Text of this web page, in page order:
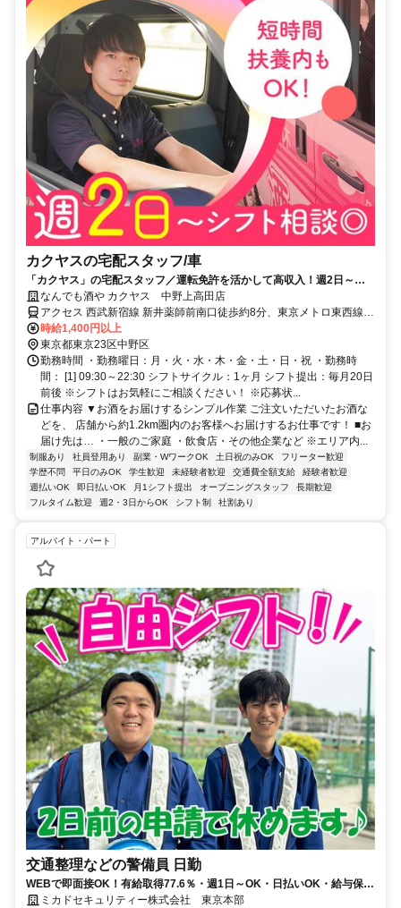
カクヤスの宅配スタッフ/車
「カクヤス」の宅配スタッフ／運転免許を活かして高収入！週2日～、
シフト自由◎
なんでも酒や カクヤス 中野上高田店
アクセス 西武新宿線 新井薬師前南口徒歩約8分、東京メトロ東西線/
ＪＲ中央本線 落合（東京都）1番口徒歩約14分、東京メトロ東西線
中野（東京都）北口徒歩約14分 ※マイカー（車・バイク）通勤不可
時給1,400円以上
東京都東京23区中野区
勤務時間 ・勤務曜日：月・火・水・木・金・土・日・祝 ・勤務時
間： [1] 09:30～22:30 シフトサイクル：1ヶ月 シフト提出：毎月20日
前後 ※シフトはお気軽にご相談ください！ ※応募状...
仕事内容 ▼お酒をお届けするシンプル作業 ご注文いただいたお酒な
どを、 店舗から約1.2km圏内のお客様へお届けするお仕事です！ ■お
届け先は… ・一般のご家庭 ・飲食店・その他企業など ※エリア内...
制服あり 社員登用あり 副業・WワークOK 土日祝のみOK
フリーター歓迎
学歴不問
平日のみOK 学生歓迎 未経験者歓迎 交通費全額支給
経験者歓迎
週払いOK
即日払いOK 月1シフト提出 オープニングスタッフ
長期歓迎
フルタイム歓迎
週2・3日からOK シフト制 社割あり
アルバイト・パート
交通整理などの警備員 日勤
WEBで即面接OK！有給取得77.6％・週1日～OK・日払いOK・給与保証
有・履歴書不要
ミカドセキュリティー株式会社 東京本部